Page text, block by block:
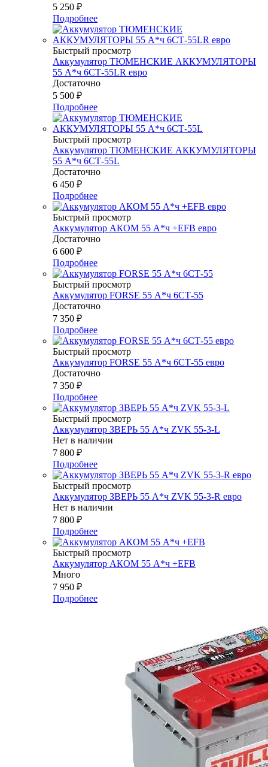
5 250 ₽
Подробнее
Быстрый просмотр
Аккумулятор ТЮМЕНСКИЕ АККУМУЛЯТОРЫ
55 А*ч 6СТ-55LR евро
Достаточно
5 500 ₽
Подробнее
Быстрый просмотр
Аккумулятор ТЮМЕНСКИЕ АККУМУЛЯТОРЫ
55 А*ч 6СТ-55L
Достаточно
6 450 ₽
Подробнее
Быстрый просмотр
Аккумулятор АКОМ 55 А*ч +EFB евро
Достаточно
6 600 ₽
Подробнее
Быстрый просмотр
Аккумулятор FORSE 55 А*ч 6СТ-55
Достаточно
7 350 ₽
Подробнее
Быстрый просмотр
Аккумулятор FORSE 55 А*ч 6СТ-55 евро
Достаточно
7 350 ₽
Подробнее
Быстрый просмотр
Аккумулятор ЗВЕРЬ 55 А*ч ZVK 55-3-L
Нет в наличии
7 800 ₽
Подробнее
Быстрый просмотр
Аккумулятор ЗВЕРЬ 55 А*ч ZVK 55-3-R евро
Нет в наличии
7 800 ₽
Подробнее
Быстрый просмотр
Аккумулятор АКОМ 55 А*ч +EFB
Много
7 950 ₽
Подробнее